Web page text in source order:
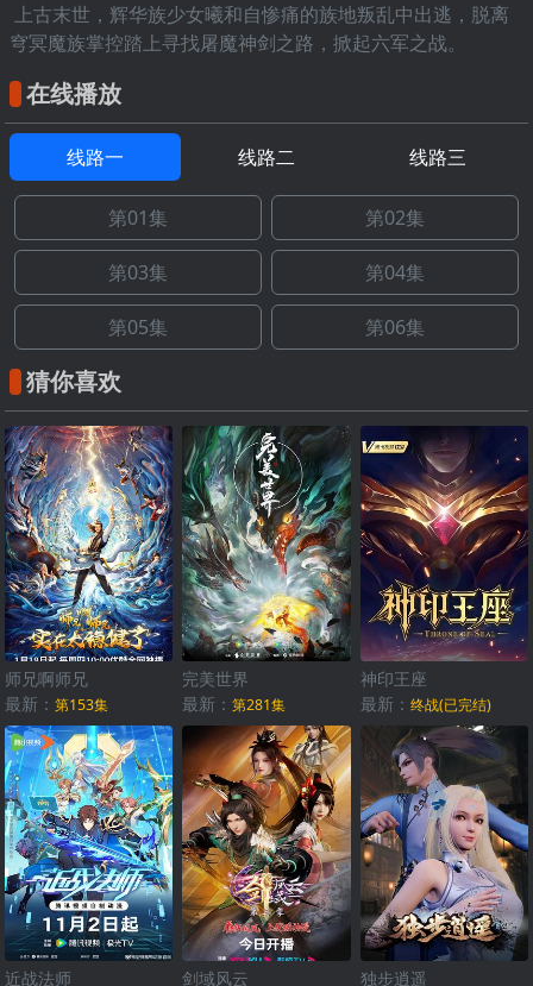
上古末世，辉华族少女曦和自惨痛的族地叛乱中出逃，脱离
穹冥魔族掌控踏上寻找屠魔神剑之路，掀起六军之战。
在线播放
线路一 线路二 线路三
第01集 第02集
第03集 第04集
第05集 第06集
猜你喜欢
师兄啊师兄
最新： 第153集
完美世界
最新：第281集
神印王座
最新： 终战(已完结)
近战法师 剑域风云 独步逍遥